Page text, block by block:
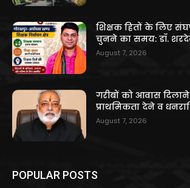
शिक्षक हितों के लिए
चुनने का समय: डॉ.
August 7, 2026
गरीबों को आवास दिलाने
प्राथमिकता देने व
August 7, 2026
POPULAR POSTS